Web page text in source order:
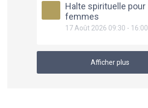
Halte spirituelle pour
femmes
17 Août 2026 09:30 - 16:00
Afficher plus